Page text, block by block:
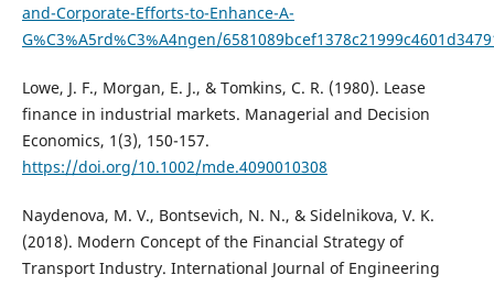
and-Corporate-Efforts-to-Enhance-A-
G%C3%A5rd%C3%A4ngen/
Lowe, J. F., Morgan, E. J., & Tomkins, C. R. (1980). Lease
finance in industrial markets. Managerial and Decision
Economics, 1(3), 150-157.
https://doi.org/10.1002/mde.4090010308
Naydenova, M. V., Bontsevich, N. N., & Sidelnikova, V. K.
(2018). Modern Concept of the Financial Strategy of
Transport Industry. International Journal of Engineering